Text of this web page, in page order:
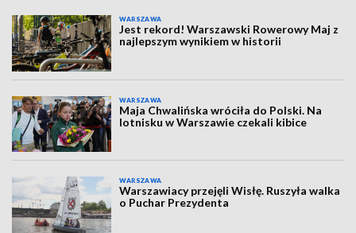
WARSZAWA
Jest rekord! Warszawski Rowerowy Maj z
najlepszym wynikiem w historii
WARSZAWA
Maja Chwalińska wróciła do Polski. Na
lotnisku w Warszawie czekali kibice
WARSZAWA
Warszawiacy przejęli Wisłę. Ruszyła walka
o Puchar Prezydenta